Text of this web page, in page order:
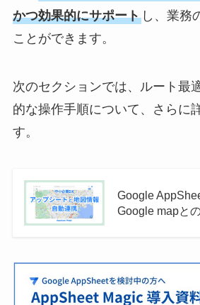
かつ効果的にサポートし、業務
ことができます。
次のセクションでは、ルート最
的な操作手順について、さらに
す。
Google
Google mapと